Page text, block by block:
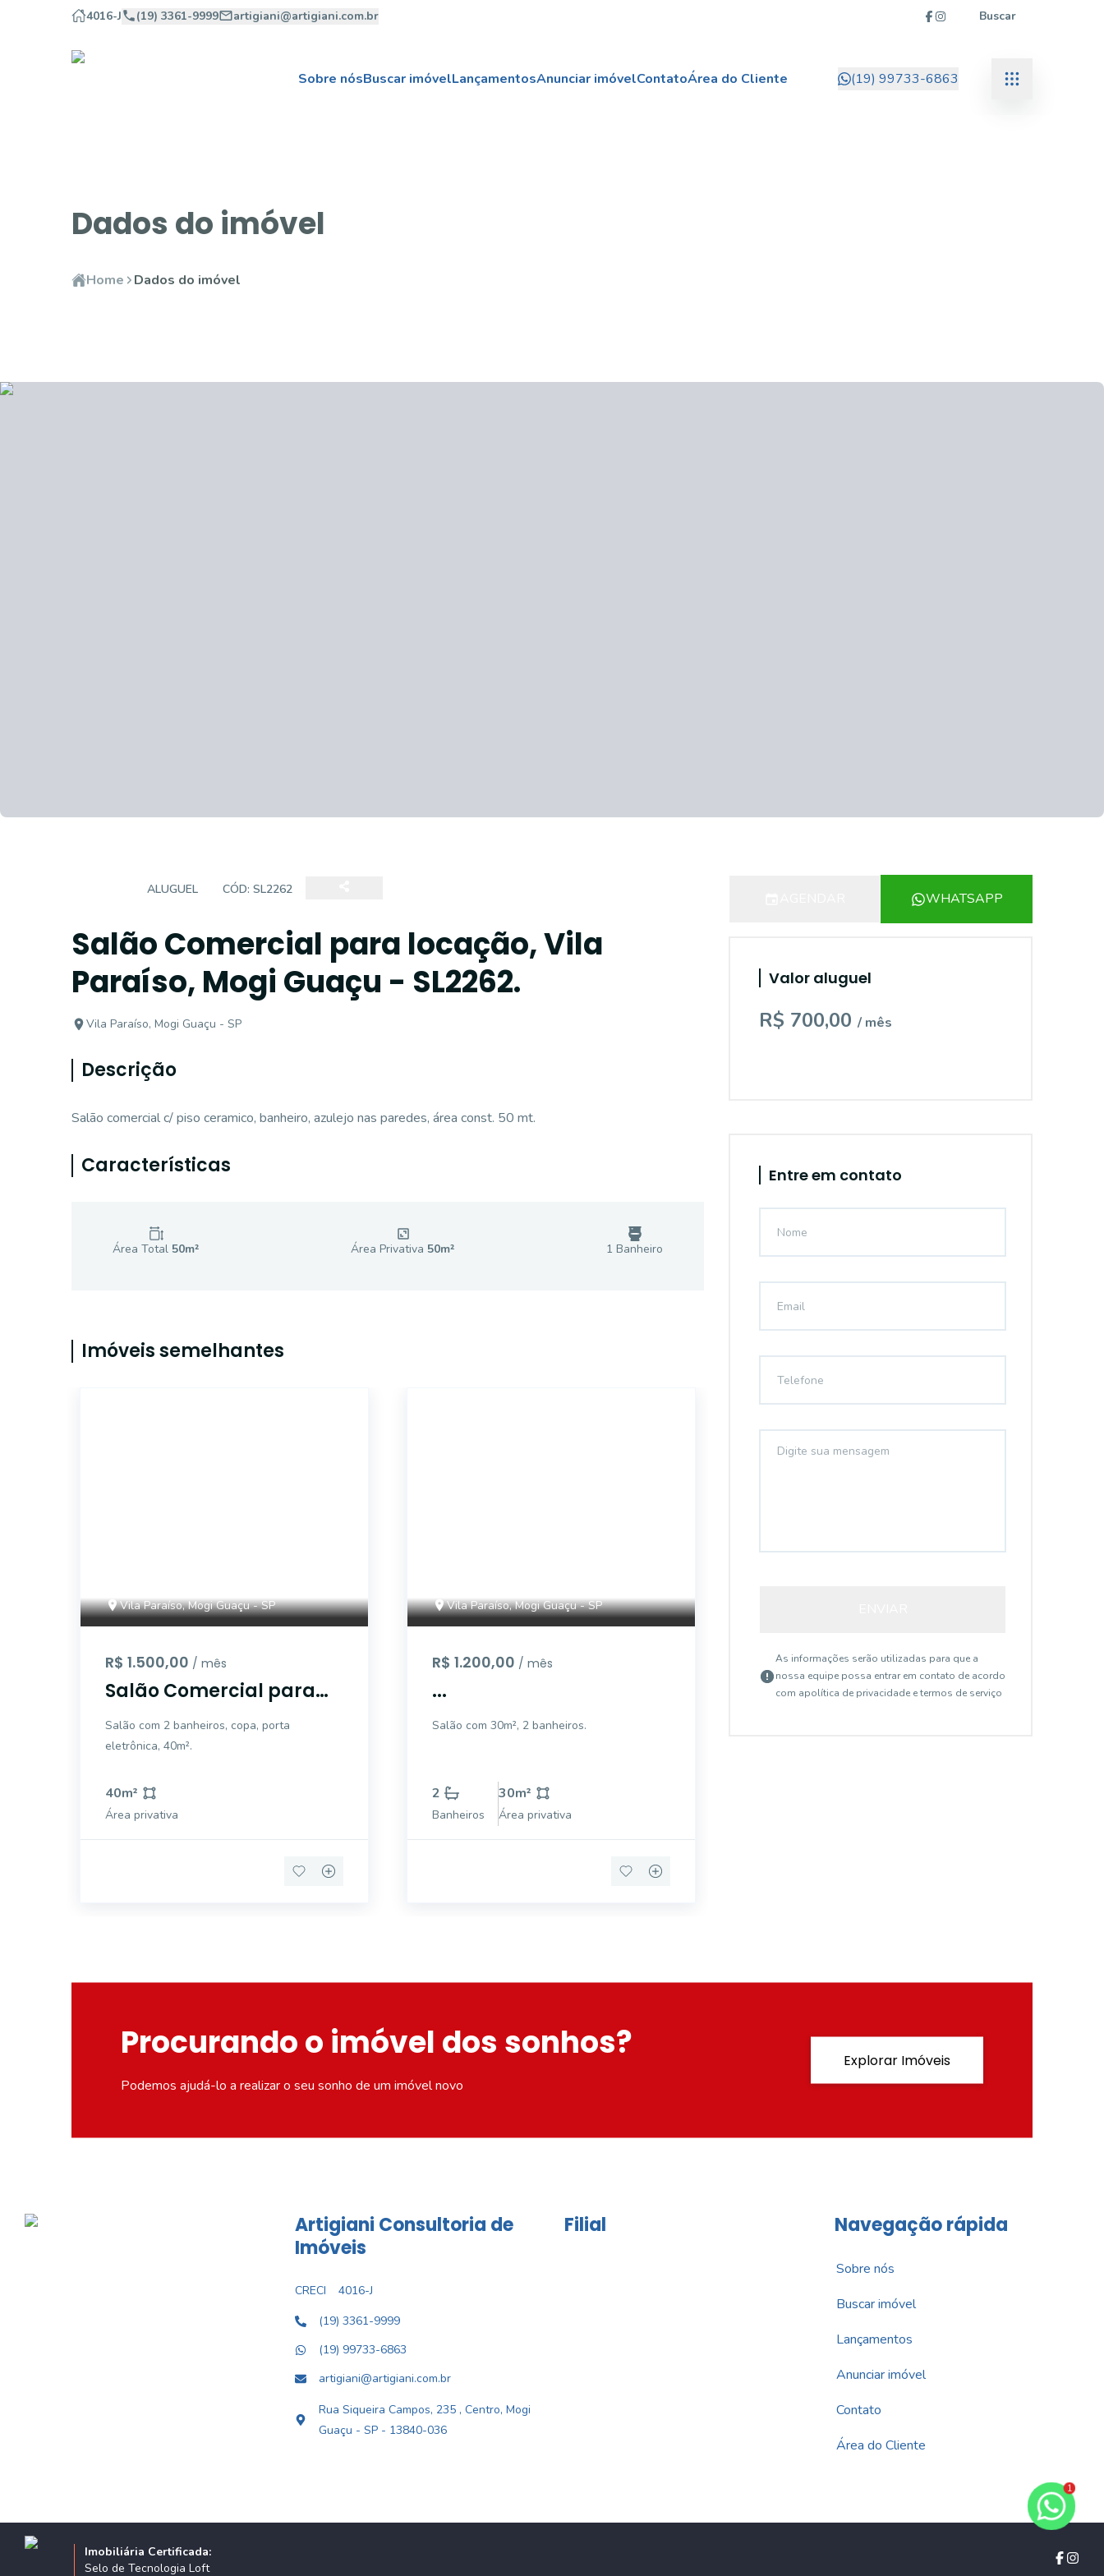
4016-J (19) 3361-9999 artigiani@artigiani.com.br Buscar
Sobre nósBuscar imóvelLançamentosAnunciar imóvelContatoÁrea do Cliente (19) 99733-6863
Dados do imóvel
Home Dados do imóvel
ALUGUEL CÓD: SL2262
Salão Comercial para locação, Vila
Paraíso, Mogi Guaçu - SL2262.
Vila Paraíso, Mogi Guaçu - SP
Descrição
Salão comercial c/ piso ceramico, banheiro, azulejo nas paredes, área const. 50 mt.
Características
Área Total 50m² Área Privativa 50m² 1 Banheiro
Imóveis semelhantes
Vila Paraíso, Mogi Guaçu - SP
R$ 1.500,00 / mês
Salão Comercial para
locação, Vila Paraíso,
Mogi Guaçu - SL0560.
Salão com 2 banheiros, copa, porta
eletrônica, 40m².
40m²
Área privativa
Vila Paraíso, Mogi Guaçu - SP
R$ 1.200,00 / mês
...
Salão com 30m², 2 banheiros.
2
Banheiros
30m²
Área privativa
WHATSAPP
Valor aluguel
R$ 700,00 / mês
Entre em contato
As informações serão utilizadas para que a
nossa equipe possa entrar em contato de acordo
com apolítica de privacidade e termos de serviço
Procurando o imóvel dos sonhos?
Podemos ajudá-lo a realizar o seu sonho de um imóvel novo
Explorar Imóveis
Artigiani Consultoria de
Imóveis
CRECI
4016-J
(19) 3361-9999
(19) 99733-6863
artigiani@artigiani.com.br
Rua Siqueira Campos, 235 , Centro, Mogi
Guaçu - SP - 13840-036
Filial Navegação rápida
Sobre nós
Buscar imóvel
Lançamentos
Anunciar imóvel
Contato
Área do Cliente
Imobiliária Certificada:
Selo de Tecnologia Loft
1